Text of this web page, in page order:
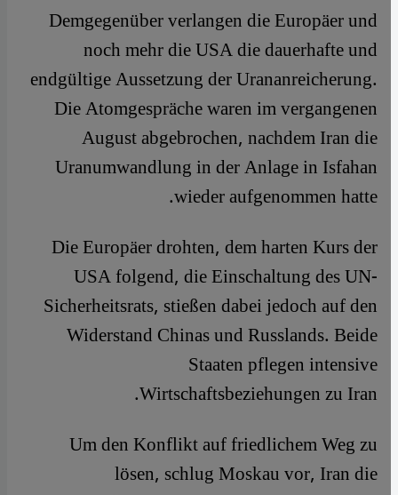
Demgegenüber verlangen die Europäer und
noch mehr die USA die dauerhafte und
endgültige Aussetzung der Urananreicherung.
Die Atomgespräche waren im vergangenen
August abgebrochen, nachdem Iran die
Uranumwandlung in der Anlage in Isfahan
wieder aufgenommen hatte.
Die Europäer drohten, dem harten Kurs der
USA folgend, die Einschaltung des UN-
Sicherheitsrats, stießen dabei jedoch auf den
Widerstand Chinas und Russlands. Beide
Staaten pflegen intensive
Wirtschaftsbeziehungen zu Iran.
Um den Konflikt auf friedlichem Weg zu
lösen, schlug Moskau vor, Iran die